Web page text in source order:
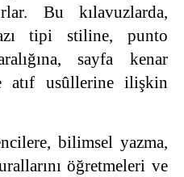
Bu kılavuzlarda,
tipi stiline, punto
sayfa kenar
atıf usûllerine ilişkin
bilimsel yazma,
öğretmeleri ve